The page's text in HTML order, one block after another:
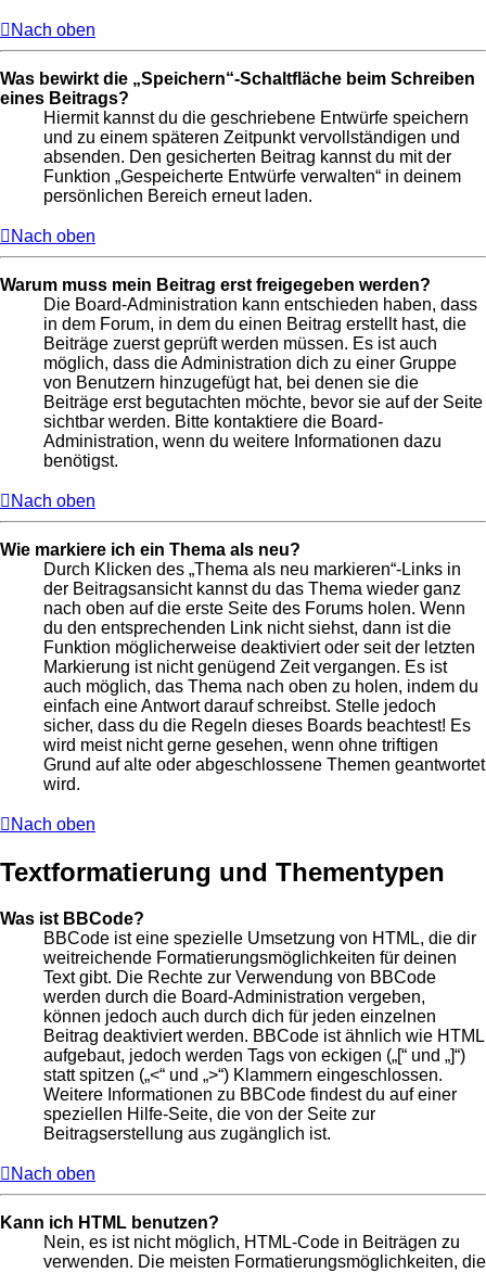
Nach oben
Was bewirkt die „Speichern“-Schaltfläche beim Schreiben
eines Beitrags?
Hiermit kannst du die geschriebene Entwürfe speichern
und zu einem späteren Zeitpunkt vervollständigen und
absenden. Den gesicherten Beitrag kannst du mit der
Funktion „Gespeicherte Entwürfe verwalten“ in deinem
persönlichen Bereich erneut laden.
Nach oben
Warum muss mein Beitrag erst freigegeben werden?
Die Board-Administration kann entschieden haben, dass
in dem Forum, in dem du einen Beitrag erstellt hast, die
Beiträge zuerst geprüft werden müssen. Es ist auch
möglich, dass die Administration dich zu einer Gruppe
von Benutzern hinzugefügt hat, bei denen sie die
Beiträge erst begutachten möchte, bevor sie auf der Seite
sichtbar werden. Bitte kontaktiere die Board-
Administration, wenn du weitere Informationen dazu
benötigst.
Nach oben
Wie markiere ich ein Thema als neu?
Durch Klicken des „Thema als neu markieren“-Links in
der Beitragsansicht kannst du das Thema wieder ganz
nach oben auf die erste Seite des Forums holen. Wenn
du den entsprechenden Link nicht siehst, dann ist die
Funktion möglicherweise deaktiviert oder seit der letzten
Markierung ist nicht genügend Zeit vergangen. Es ist
auch möglich, das Thema nach oben zu holen, indem du
einfach eine Antwort darauf schreibst. Stelle jedoch
sicher, dass du die Regeln dieses Boards beachtest! Es
wird meist nicht gerne gesehen, wenn ohne triftigen
Grund auf alte oder abgeschlossene Themen geantwortet
wird.
Nach oben
Textformatierung und Thementypen
Was ist BBCode?
BBCode ist eine spezielle Umsetzung von HTML, die dir
weitreichende Formatierungsmöglichkeiten für deinen
Text gibt. Die Rechte zur Verwendung von BBCode
werden durch die Board-Administration vergeben,
können jedoch auch durch dich für jeden einzelnen
Beitrag deaktiviert werden. BBCode ist ähnlich wie HTML
aufgebaut, jedoch werden Tags von eckigen („[“ und „]“)
statt spitzen („<“ und „>“) Klammern eingeschlossen.
Weitere Informationen zu BBCode findest du auf einer
speziellen Hilfe-Seite, die von der Seite zur
Beitragserstellung aus zugänglich ist.
Nach oben
Kann ich HTML benutzen?
Nein, es ist nicht möglich, HTML-Code in Beiträgen zu
verwenden. Die meisten Formatierungsmöglichkeiten, die